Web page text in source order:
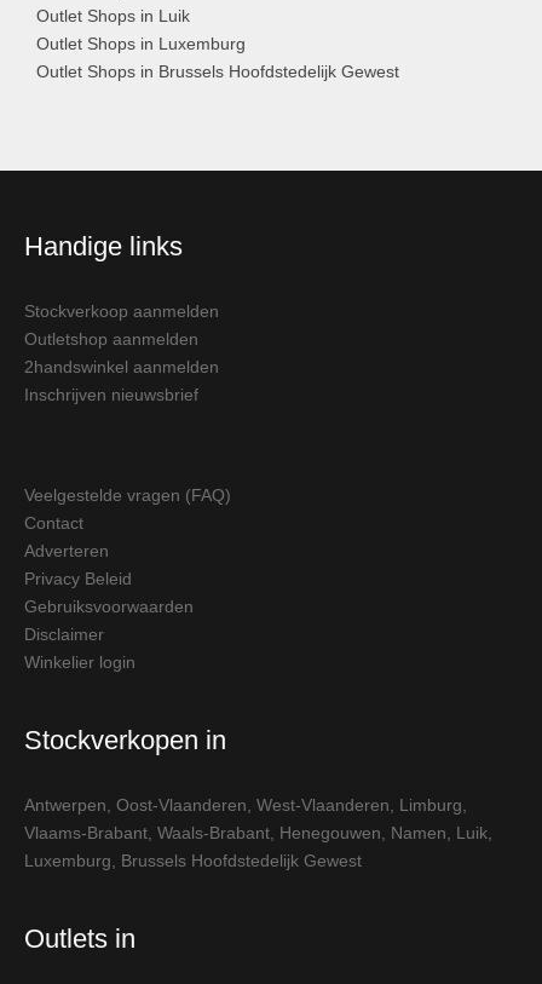
Outlet Shops in Luik
Outlet Shops in Luxemburg
Outlet Shops in Brussels Hoofdstedelijk Gewest
Handige links
Stockverkoop aanmelden
Outletshop aanmelden
2handswinkel aanmelden
Inschrijven nieuwsbrief
Veelgestelde vragen (FAQ)
Contact
Adverteren
Privacy Beleid
Gebruiksvoorwaarden
Disclaimer
Winkelier login
Stockverkopen in
Antwerpen Oost-Vlaanderen West-Vlaanderen Limburg
Vlaams-Brabant Waals-Brabant Henegouwen Namen Luik
Luxemburg
Brussels Hoofdstedelijk Gewest
Outlets in